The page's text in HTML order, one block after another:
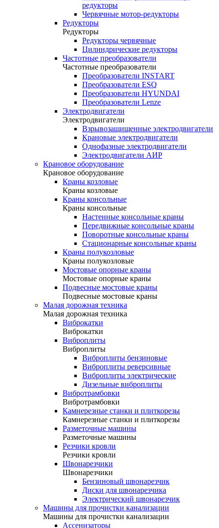
редукторы
Червячные мотор-редукторы
Редукторы
Редукторы
Редукторы червячные
Цилиндрические редукторы
Частотные преобразователи
Частотные преобразователи
Преобразователи INSTART
Преобразователи ESQ
Преобразователи HYUNDAI
Преобразователи Lenze
Электродвигатели
Электродвигатели
Взрывозащищенные электродвигатели
Крановые электродвигатели
Однофазные электродвигатели
Электродвигатели АИР
Крановое оборудование
Крановое оборудование
Краны козловые
Краны козловые
Краны консольные
Краны консольные
Настенные консольные краны
Передвижные консольные краны
Поворотные консольные краны
Стационарные консольные краны
Краны полукозловые
Краны полукозловые
Мостовые опорные краны
Мостовые опорные краны
Подвесные мостовые краны
Подвесные мостовые краны
Малая дорожная техника
Малая дорожная техника
Виброкатки
Виброкатки
Виброплиты
Виброплиты
Виброплиты бензиновые
Виброплиты реверсивные
Виброплиты электрические
Дизельные виброплиты
Вибротрамбовки
Вибротрамбовки
Камнерезные станки и плиткорезы
Камнерезные станки и плиткорезы
Разметочные машины
Разметочные машины
Резчики кровли
Резчики кровли
Швонарезчики
Швонарезчики
Бензиновый швонарезчик
Диски для швонарезчика
Электрический швонарезчик
Машины для прочистки канализации
Машины для прочистки канализации
Ассенизаторы